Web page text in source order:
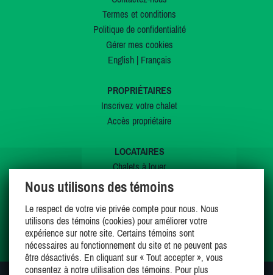
Termes et conditions
Politique de confidentialité
Gérer mes cookies
English| Français
PROPRIÉTAIRES
Inscrivez votre chalet
Accès propriétaire
LOCATAIRES
Chalets à louer
Chalets à vendre
Offres spéciales
Mes favoris
Nous utilisons des témoins
Le respect de votre vie privée compte pour nous. Nous
utilisons des témoins (cookies) pour améliorer votre
expérience sur notre site. Certains témoins sont
nécessaires au fonctionnement du site et ne peuvent pas
être désactivés. En cliquant sur « Tout accepter », vous
consentez à notre utilisation des témoins. Pour plus